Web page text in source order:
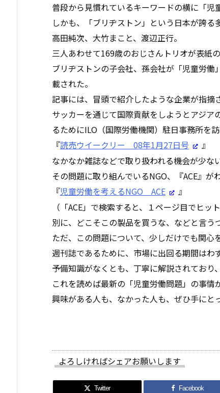
普段から見慣れているキーワードの横に「児
しかも、「ブリヂストン」という日本が誇る
高田純次、大竹まこと、渡辺正行。
三人あわせて169歳のおじさんトリオが表紙
ブリヂストンの子会社、孫会社が「児童労
載された。
記事には、冒頭で紹介したような企業が指摘
サッカーを通じて国際貢献をしようとアジア
るためにILO（国際労働機関）駐日事務所を
『読売ウイークリー 08年1月27日号
』
なかなか雑誌などで取り扱われる機会が少な
その問題に取り組んでいるNGO、『ACE』が
『児童労働を考えるNGO ACE
』
（「ACE」で検索すると、１ページ目でヒッ
別に、どこそこの製品を買うな、などと言う
ただ、この問題について、少しだけでも関心
週刊誌であるために、市場に出回る期間はわ
予備知識がなくとも、丁寧に解説されており、
これを読めば最新の「児童労働問題」の事情
興味がある人も、なかった人も、ぜひ手にと
よろしければシェアお願いします
Twitter Facebook